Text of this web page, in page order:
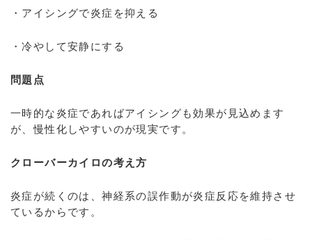
・アイシングで炎症を抑える
・冷やして安静にする
問題点
一時的な炎症であればアイシングも効果が見込めます
が、慢性化しやすいのが現実です。
クローバーカイロの考え方
炎症が続くのは、神経系の誤作動が炎症反応を維持させ
ているからです。